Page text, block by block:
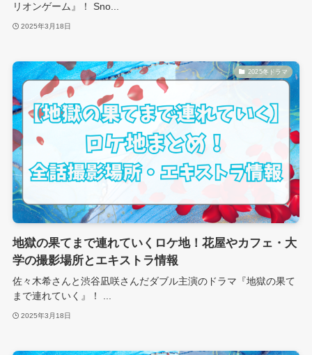
リオンゲーム』！ Sno...
2025年3月18日
2025冬ドラマ
地獄の果てまで連れていくロケ地！花屋やカフェ・大
学の撮影場所とエキストラ情報
佐々木希さんと渋谷凪咲さんだダブル主演のドラマ『地獄の果て
まで連れていく』！ ...
2025年3月18日